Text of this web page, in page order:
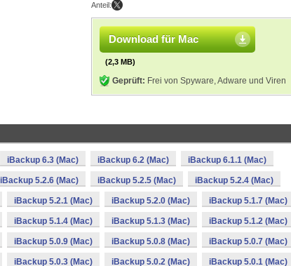
Anteil:
Download für Mac
(2,3 MB)
Geprüft: Frei von Spyware, Adware und Viren
iBackup 6.3 (Mac) iBackup 6.2 (Mac) iBackup 6.1.1 (Mac)
iBackup 5.2.6 (Mac) iBackup 5.2.5 (Mac) iBackup 5.2.4 (Mac)
iBackup 5.2.1 (Mac) iBackup 5.2.0 (Mac) iBackup 5.1.7 (Mac)
iBackup 5.1.4 (Mac) iBackup 5.1.3 (Mac) iBackup 5.1.2 (Mac)
iBackup 5.0.9 (Mac) iBackup 5.0.8 (Mac) iBackup 5.0.7 (Mac)
iBackup 5.0.3 (Mac) iBackup 5.0.2 (Mac) iBackup 5.0.1 (Mac)